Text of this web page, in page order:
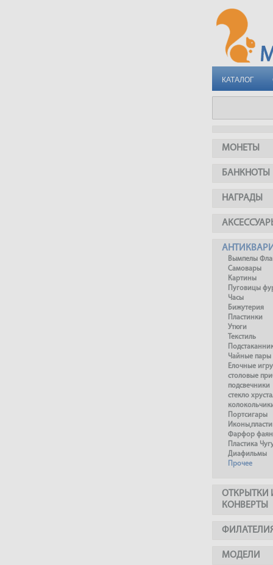
КАТАЛОГ
МОНЕТЫ
БАНКНОТЫ
НАГРАДЫ
Вымпелы
Самовары
Картины
Пуговицы
Часы
Бижутерия
Пластинки
Утюги
Текстиль
Чайные пары
Елочные
столовые
подсвечники
стекло
Портсигары
Фарфор
Пластика
Диафильмы
Прочее
ОТКРЫТКИ
КОНВЕРТЫ
МОДЕЛИ